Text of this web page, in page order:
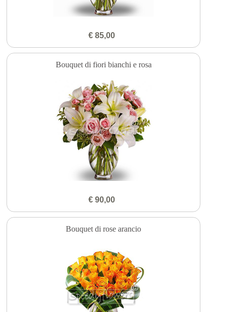
€ 85,00
Bouquet di fiori bianchi e rosa
€ 90,00
Bouquet di rose arancio